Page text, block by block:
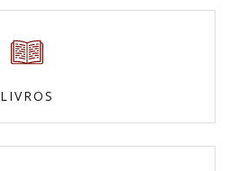
LIVROS